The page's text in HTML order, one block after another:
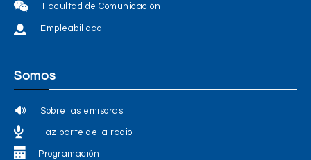
Facultad de Comunicación
Empleabilidad
Somos
Sobre las emisoras
Haz parte de la radio
Programación